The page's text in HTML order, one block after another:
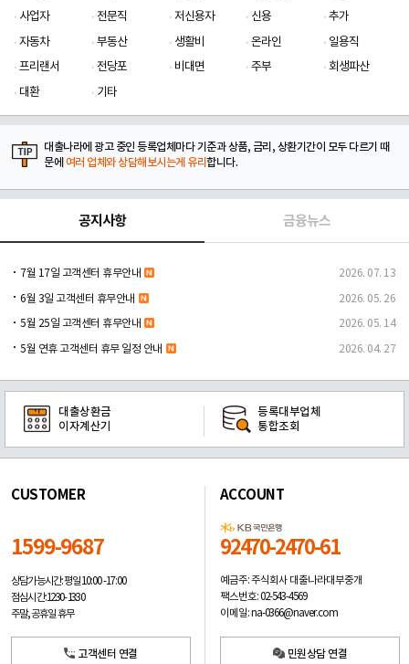
사업자
전문직 저신용자 신용
추가
자동차
부동산 생활비 온라인
일용직
프리랜서
전당포 비대면 주부
회생파산
대환
기타
대출나라에 광고 중인 등록업체마다 기준과 상품, 금리, 상환기간이 모두 다르기 때
문에 여러 업체와 상담해보시는게 유리합니다.
공지사항 금융뉴스
7월 17일 고객센터 휴무안내 2026. 07. 13
6월 3일 고객센터 휴무안내 2026. 05. 26
5월 25일 고객센터 휴무안내 2026. 05. 14
5월 연휴 고객센터 휴무 일정 안내 2026. 04. 27
대출상환금
이자계산기
등록대부업체
통합조회
CUSTOMER
1599-9687
상담가능시간: 평일10:00 -17:00
점심시간: 12:30 - 13:30
주말, 공휴일 휴무
고객센터 연결
ACCOUNT
92470-2470-61
예금주: 주식회사 대출나라대부중개
팩스번호: 02-543-4569
이메일: na-0366@naver.com
민원상담 연결